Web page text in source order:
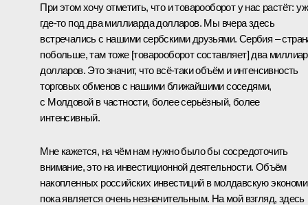
При этом хочу отметить, что и товарооборот у нас растёт:
где‑то под два миллиарда долларов. Мы вчера здесь
встречались с нашими сербскими друзьями. Сербия –
побольше, там тоже [товарооборот составляет] два
долларов. Это значит, что всё‑таки объём и интенсивность
торговых обменов с нашими ближайшими соседями,
с Молдовой в частности, более серьёзный, более
интенсивный.
Мне кажется, на чём нам нужно было бы сосредоточить
внимание, это на инвестиционной деятельности. Объём
накопленных российских инвестиций в молдавскую
пока является очень незначительным. На мой взгляд, здесь